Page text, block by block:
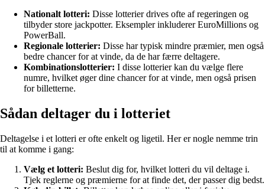
Nationalt lotteri: Disse lotterier drives ofte af regeringen og
tilbyder store jackpotter. Eksempler inkluderer EuroMillions og
PowerBall.
Regionale lotterier: Disse har typisk mindre præmier, men også
bedre chancer for at vinde, da de har færre deltagere.
Kombinationslotterier: I disse lotterier kan du vælge flere
numre, hvilket øger dine chancer for at vinde, men også prisen
for billetterne.
Sådan deltager du i lotteriet
Deltagelse i et lotteri er ofte enkelt og ligetil. Her er nogle nemme trin
til at komme i gang:
Vælg et lotteri: Beslut dig for, hvilket lotteri du vil deltage i.
Tjek reglerne og præmierne for at finde det, der passer dig bedst.